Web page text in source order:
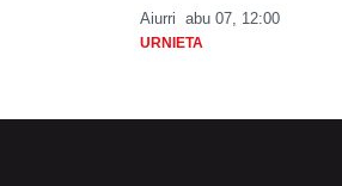
Aiurri abu 07, 12:00
URNIETA